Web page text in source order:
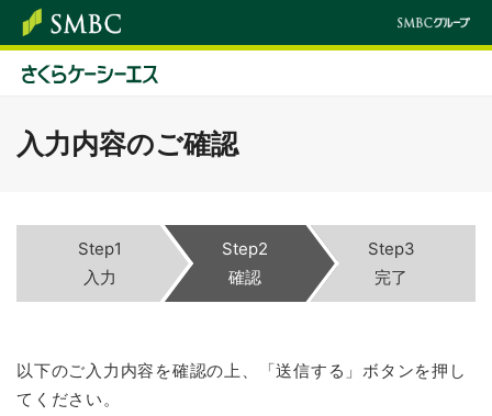
入力内容のご確認
Step1
入力
Step2
確認
Step3
完了
以下のご入力内容を確認の上、「送信する」ボタンを押し
てください。